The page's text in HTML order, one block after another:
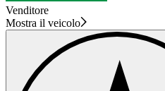
Venditore
Mostra il veicolo